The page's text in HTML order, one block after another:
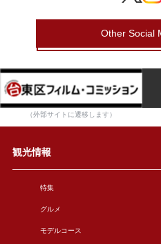
Other Social
（外部サイトに遷移します）
観光情報
特集
グルメ
モデルコース